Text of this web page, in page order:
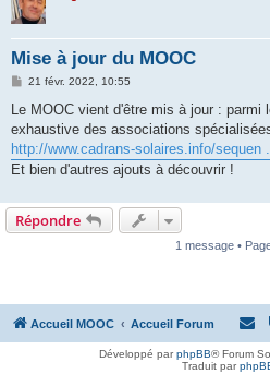
Mise à jour du MOOC
M
s
a
g
e
21 févr. 2022, 10:55
Le MOOC vient d'être mis à jour :
exhaustive des associations
http://www.cadrans-solaires.info/sequen
Et bien d'autres ajouts à découvrir !
Répondre
1 message •
Accueil MOOC Accueil Forum
Développé parphpBB® Forum
Traduit par